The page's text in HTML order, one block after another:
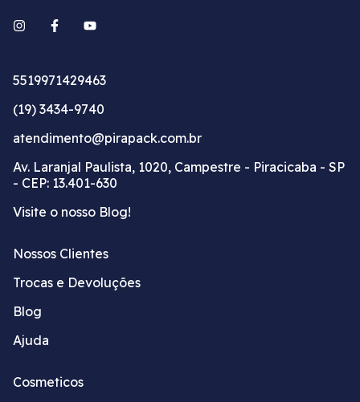
5519971429463
(19) 3434-9740
atendimento@pirapack.com.br
Av. Laranjal Paulista, 1020, Campestre - Piracicaba - SP
- CEP: 13.401-630
Visite o nosso Blog!
Nossos Clientes
Trocas e Devoluções
Blog
Ajuda
Cosmeticos